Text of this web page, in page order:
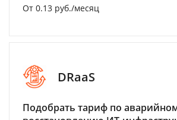
От 0.13 руб./месяц
DRaaS
Подобрать тариф по